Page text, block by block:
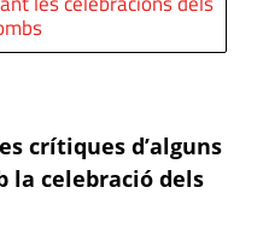
crítiques d’alguns
la celebració dels